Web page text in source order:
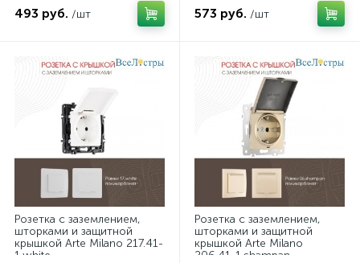
493 руб. /шт 573 руб. /шт
Розетка с заземлением,
шторками и защитной
крышкой Arte Milano 217.41-
1.white
Розетка с заземлением,
шторками и защитной
крышкой Arte Milano
206.41-1.shampan